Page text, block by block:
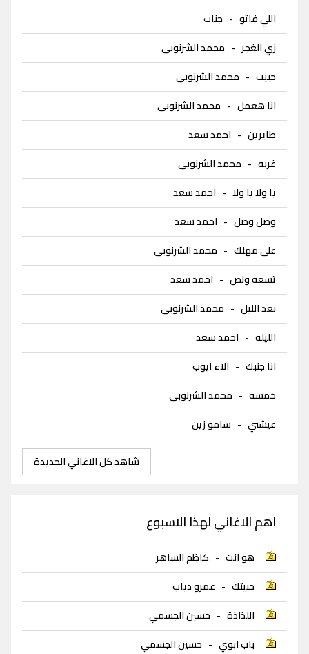
اللي فاتو - جنات
زي الغجر - محمد الشرنوبى
حبيت - محمد الشرنوبى
انا هعمل - محمد الشرنوبى
طايرين - احمد سعد
غربه - محمد الشرنوبى
يا ولا يا ولا - احمد سعد
وصل وصل - احمد سعد
على مهلك - محمد الشرنوبى
تسعه ونص - احمد سعد
بعد الليل - محمد الشرنوبى
الليله - احمد سعد
انا جنبك - الاء ايوب
خمسه - محمد الشرنوبى
عيشني - سامو زين
شاهد كل الاغاني الجديدة
اهم الاغاني لهذا الاسبوع
هو انت - كاظم الساهر
حبيتك - عمرو دياب
اللذاذة - حسين الجسمي
باب ابوي - حسين الجسمي